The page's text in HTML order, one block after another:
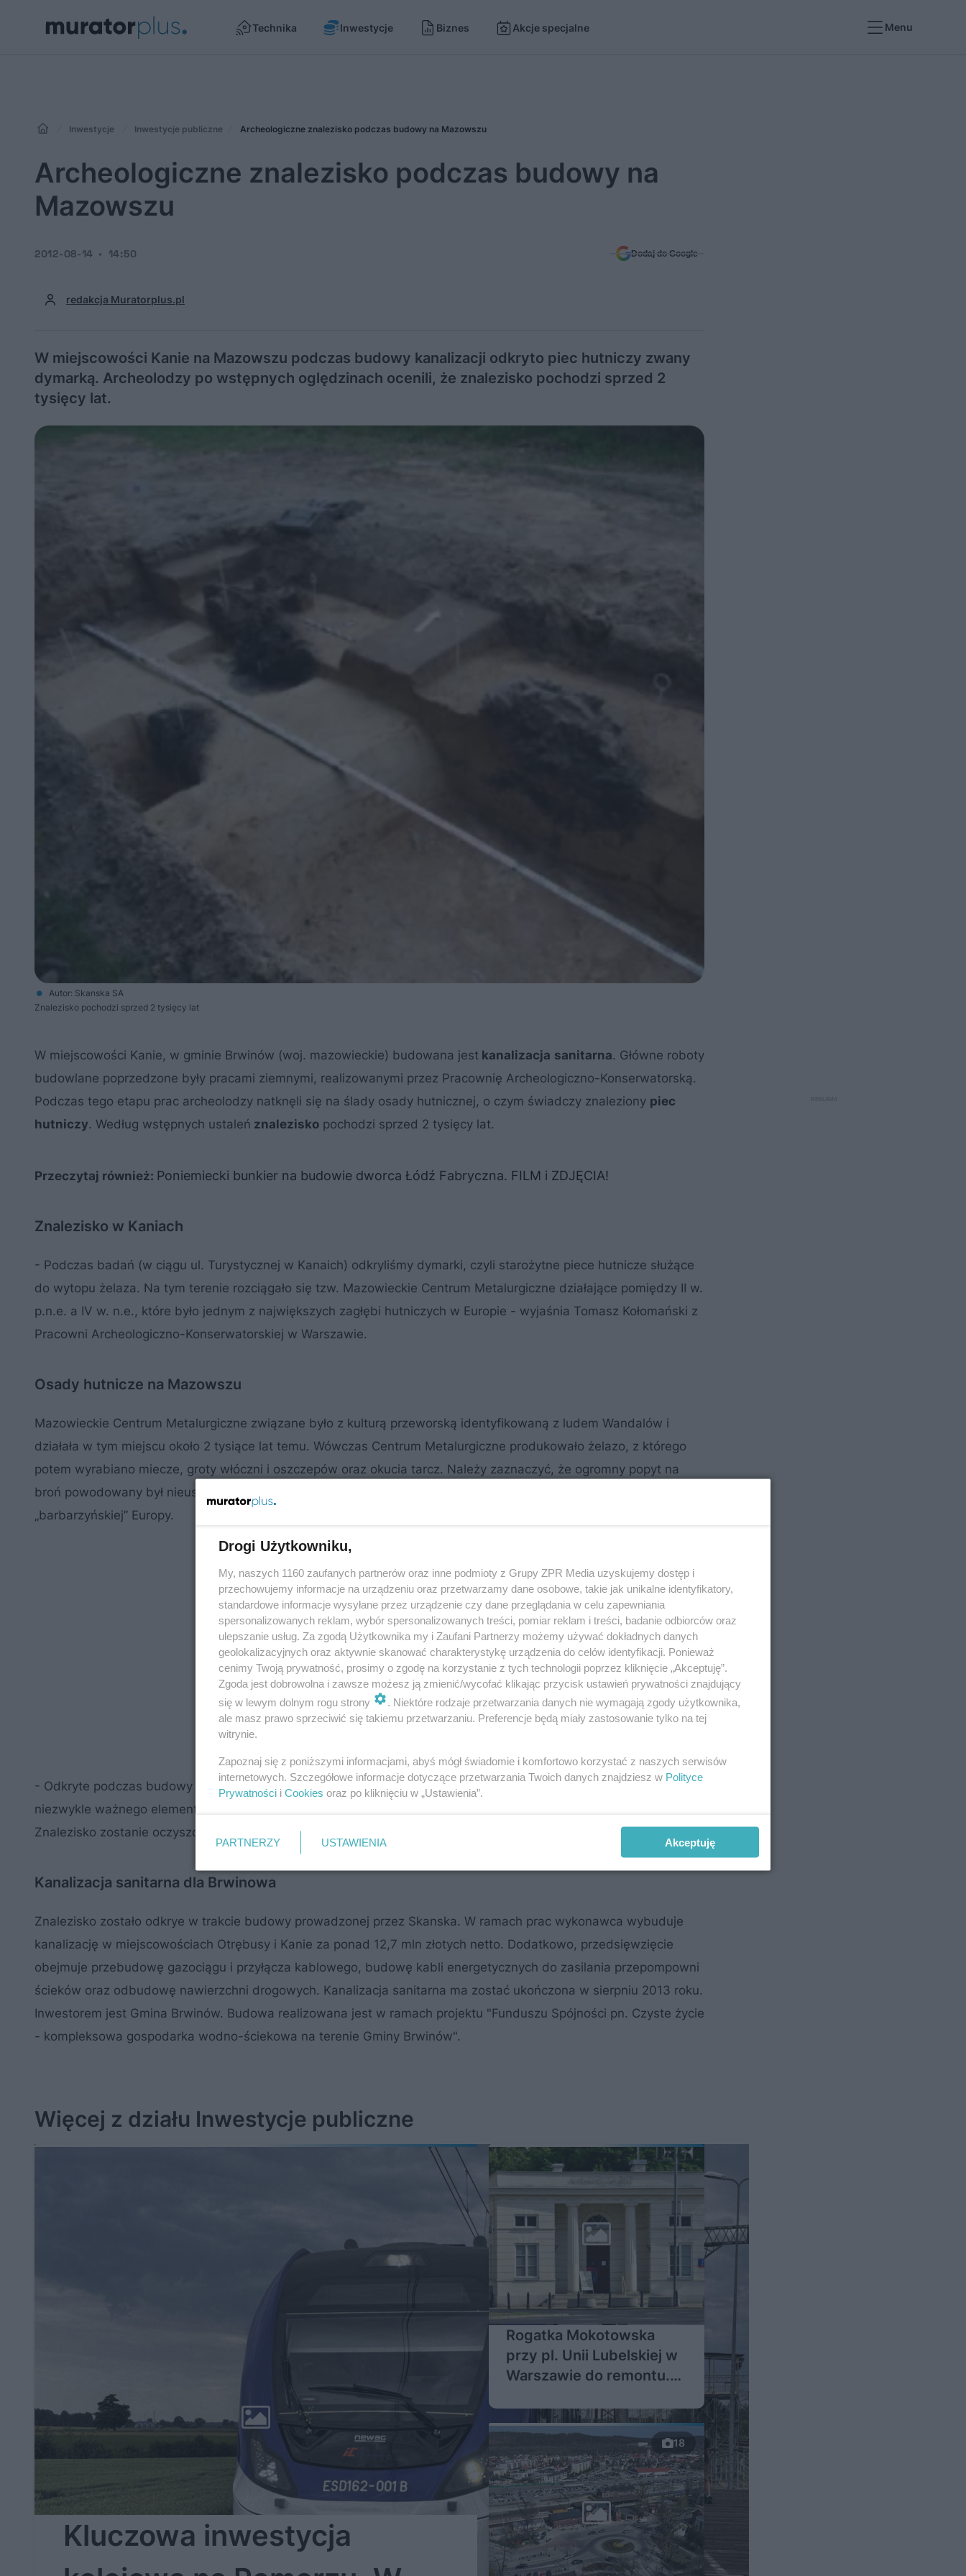
Technika Inwestycje Biznes Akcje specjalne Menu
Inwestycje Inwestycje publiczne Archeologiczne znalezisko podczas budowy na Mazowszu
Archeologiczne znalezisko podczas budowy na
Mazowszu
redakcja Muratorplus.pl
2012-08-14 14:50 Dodaj do Google
W miejscowości Kanie na Mazowszu podczas budowy kanalizacji odkryto piec hutniczy zwany
dymarką. Archeolodzy po wstępnych oględzinach ocenili, że znalezisko pochodzi sprzed 2
tysięcy lat.
Autor: Skanska SA
Znalezisko pochodzi sprzed 2 tysięcy lat
W miejscowości Kanie, w gminie Brwinów (woj. mazowieckie) budowana jest kanalizacja sanitarna. Główne roboty
budowlane poprzedzone były pracami ziemnymi, realizowanymi przez Pracownię Archeologiczno-Konserwatorską.
Podczas tego etapu prac archeolodzy natknęli się na ślady osady hutnicznej, o czym świadczy znaleziony piec
hutniczy. Według wstępnych ustaleń znalezisko pochodzi sprzed 2 tysięcy lat.
Przeczytaj również: Poniemiecki bunkier na budowie dworca Łódź Fabryczna. FILM i ZDJĘCIA!
Znalezisko w Kaniach
- Podczas badań (w ciągu ul. Turystycznej w Kanaich) odkryliśmy dymarki, czyli starożytne piece hutnicze służące
do wytopu żelaza. Na tym terenie rozciągało się tzw. Mazowieckie Centrum Metalurgiczne działające pomiędzy II w.
p.n.e. a IV w. n.e., które było jednym z największych zagłębi hutniczych w Europie - wyjaśnia Tomasz Kołomański z
Pracowni Archeologiczno-Konserwatorskiej w Warszawie.
Osady hutnicze na Mazowszu
Mazowieckie Centrum Metalurgiczne związane było z kulturą przeworską identyfikowaną z ludem Wandalów i
działała w tym miejscu około 2 tysiące lat temu. Wówczas Centrum Metalurgiczne produkowało żelazo, z którego
potem wyrabiano miecze, groty włóczni i oszczepów oraz okucia tarcz. Należy zaznaczyć, że ogromny popyt na
broń powodowany był nieustającymi walkami toczonymi pomiędzy legionami Cesarstwa Rzymskiego, a plemionami
„barbarzyńskiej” Europy.
- Odkryte podczas budowy w Kaniach piece potwierdzają rozmiar i znaczenie istniejących tutaj hutniczych osad,
niezwykle ważnego elementu układanki tworzącej obraz ówczesnej Europy - dodaje Tomasz Kołomański.
Znalezisko zostanie oczyszczone i przekazane do dyspozycji właściwej placówce muzealnej.
Kanalizacja sanitarna dla Brwinowa
Znalezisko zostało odkrye w trakcie budowy prowadzonej przez Skanska. W ramach prac wykonawca wybuduje
kanalizację w miejscowościach Otrębusy i Kanie za ponad 12,7 mln złotych netto. Dodatkowo, przedsięwzięcie
obejmuje przebudowę gazociągu i przyłącza kablowego, budowę kabli energetycznych do zasilania przepompowni
ścieków oraz odbudowę nawierzchni drogowych. Kanalizacja sanitarna ma zostać ukończona w sierpniu 2013 roku.
Inwestorem jest Gmina Brwinów. Budowa realizowana jest w ramach projektu "Funduszu Spójności pn. Czyste życie
- kompleksowa gospodarka wodno-ściekowa na terenie Gminy Brwinów".
Więcej z działu Inwestycje publiczne
Kluczowa inwestycja
Rogatka Mokotowska
przy pl. Unii Lubelskiej w
Warszawie do remontu.
18
Drogi Użytkowniku,
My, naszych 1160 zaufanych partnerów oraz inne podmioty z Grupy ZPR Media uzyskujemy dostęp i
przechowujemy informacje na urządzeniu oraz przetwarzamy dane osobowe, takie jak unikalne identyfikatory,
standardowe informacje wysyłane przez urządzenie czy dane przeglądania w celu zapewniania
spersonalizowanych reklam, wybór spersonalizowanych treści, pomiar reklam i treści, badanie odbiorców oraz
ulepszanie usług. Za zgodą Użytkownika my i Zaufani Partnerzy możemy używać dokładnych danych
geolokalizacyjnych oraz aktywnie skanować charakterystykę urządzenia do celów identyfikacji. Ponieważ
cenimy Twoją prywatność, prosimy o zgodę na korzystanie z tych technologii poprzez kliknięcie „Akceptuję”.
Zgoda jest dobrowolna i zawsze możesz ją zmienić/wycofać klikając przycisk ustawień prywatności znajdujący
się w lewym dolnym rogu strony
. Niektóre rodzaje przetwarzania danych nie wymagają zgody użytkownika,
ale masz prawo sprzeciwić się takiemu przetwarzaniu. Preferencje będą miały zastosowanie tylko na tej
witrynie.
Zapoznaj się z poniższymi informacjami, abyś mógł świadomie i komfortowo korzystać z naszych serwisów
internetowych. Szczegółowe informacje dotyczące przetwarzania Twoich danych znajdziesz w Polityce
Prywatności i Cookies oraz po kliknięciu w „Ustawienia”.
PARTNERZY USTAWIENIA Akceptuję